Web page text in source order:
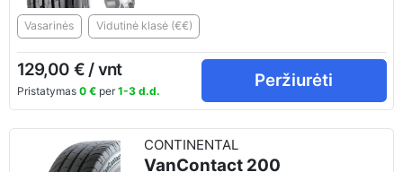
Vasarinės Vidutinė klasė (€€)
129,00 € / vnt
Pristatymas 0 €per 1-3 d.d.
Peržiurėti
CONTINENTAL
VanContact 200